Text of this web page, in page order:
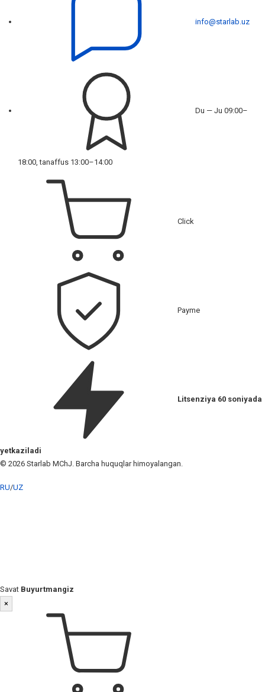
info@starlab.uz
Du — Ju 09:00–
18:00, tanaffus 13:00–14:00
Click
Payme
Litsenziya 60 soniyada
yetkaziladi
© 2026 Starlab MChJ. Barcha huquqlar himoyalangan.
RU/UZ
Savat Buyurtmangiz
×